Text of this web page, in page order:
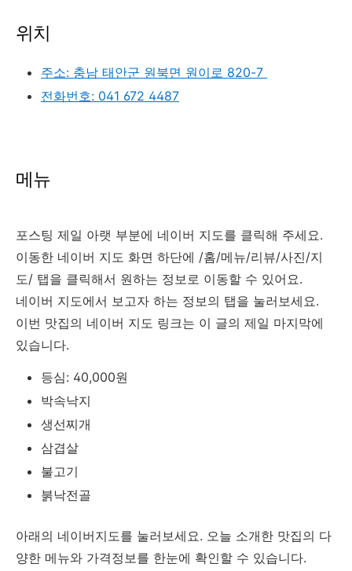
위치
주소: 충남 태안군 원북면 원이로 820-7
전화번호: 041 672 4487
메뉴
포스팅 제일 아랫 부분에 네이버 지도를 클릭해 주세요.
이동한 네이버 지도 화면 하단에 /홈/메뉴/리뷰/사진/지
도/ 탭을 클릭해서 원하는 정보로 이동할 수 있어요.
네이버 지도에서 보고자 하는 정보의 탭을 눌러보세요.
이번 맛집의 네이버 지도 링크는 이 글의 제일 마지막에
있습니다.
등심: 40,000원
박속낙지
생선찌개
삼겹살
불고기
붉낙전골
아래의 네이버지도를 눌러보세요. 오늘 소개한 맛집의 다
양한 메뉴와 가격정보를 한눈에 확인할 수 있습니다.